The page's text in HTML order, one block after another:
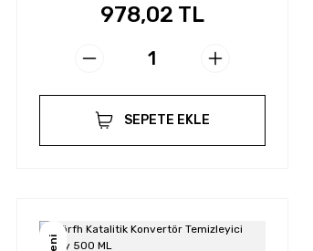
978,02 TL
SEPETE EKLE
Yeni